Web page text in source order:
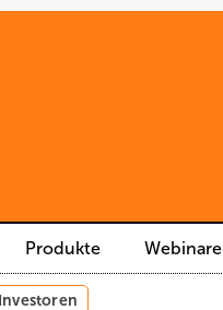
Produkte Webinare
Investoren